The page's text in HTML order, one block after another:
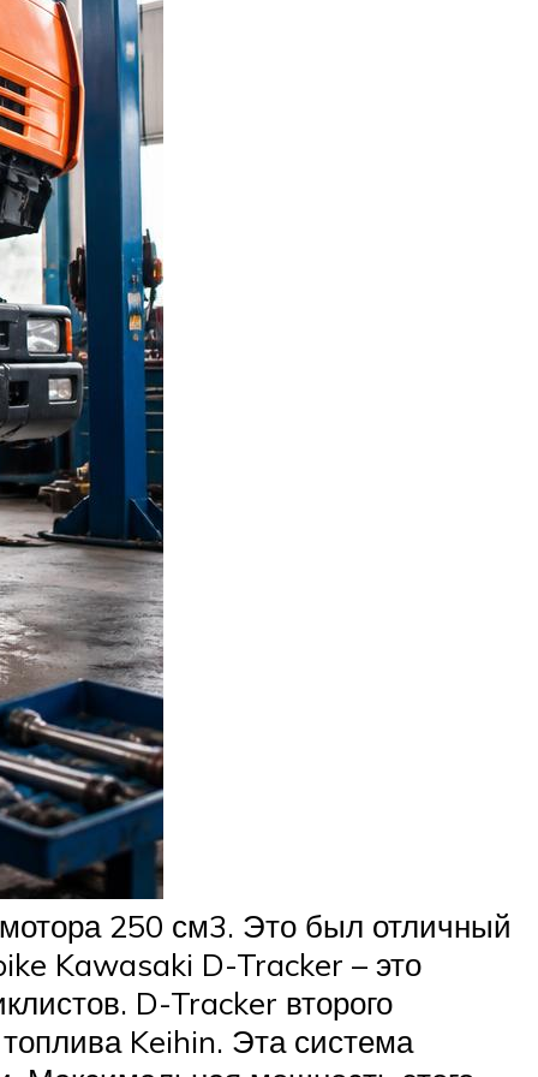
250 см3. Это был отличный
Kawasaki D-Tracker – это
D-Tracker второго
Keihin. Эта система